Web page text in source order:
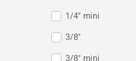
1/4" mini
3/8"
3/8" mini